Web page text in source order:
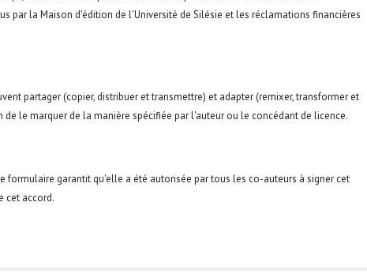
par la Maison d'édition de l'Université de Silésie et les réclamations financières
partager (copier, distribuer et transmettre) et adapter (remixer, transformer et
le marquer de la manière spécifiée par l'auteur ou le concédant de licence.
formulaire garantit qu'elle a été autorisée par tous les co-auteurs à signer cet
cet accord.